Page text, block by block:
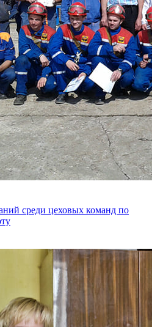
среди цеховых команд по